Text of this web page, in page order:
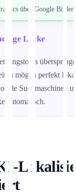
über Google
Lücke
mögen perfekt
Suchmaschinen
automatisch.